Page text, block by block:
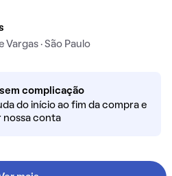
· São Paulo
complicação
do início ao fim da compra e
nossa conta